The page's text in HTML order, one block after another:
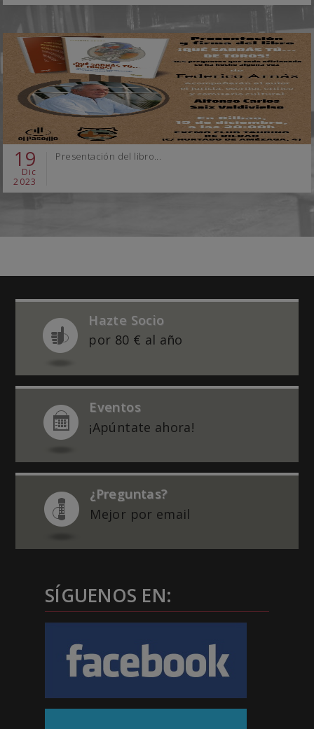
19
Dic
2023
Presentación del libro...
Hazte Socio
por 80 € al año
Eventos
¡Apúntate ahora!
¿Preguntas?
Mejor por email
SÍGUENOS EN: